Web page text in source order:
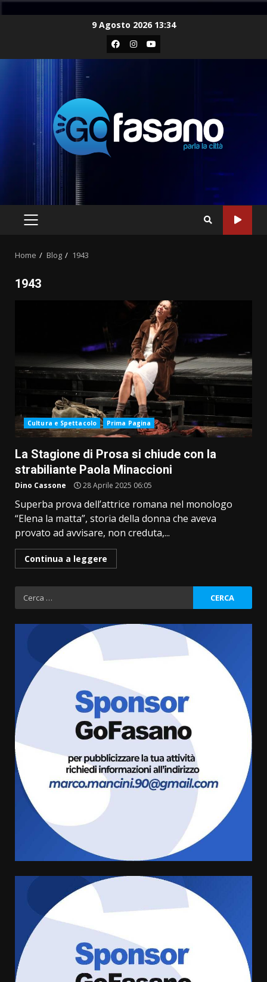
9 Agosto 2026 13:34
Facebook
Instagram
Youtube
PRIMARY
Home Blog 1943
1943
Cultura e Spettacolo Prima Pagina
La Stagione di Prosa si chiude con la
strabiliante Paola Minaccioni
Dino Cassone 28 Aprile 2025 06:05
Superba prova dell’attrice romana nel monologo
“Elena la matta”, storia della donna che aveva
provato ad avvisare, non creduta,...
Continua a leggere
Ricerca
per:
La Banda Città di Fasano apre
ufficialmente la Festa di
8 Agosto 2026 11:00
Savelletri in festa, domani sera
grande spettacolo con Uccio De
Santis
Sostenibile: premiati gli studenti
universitari del bando “La strada
giusta”
8 Agosto 2026 07:15
“I Contestatori: Musica di
Rivoluzione”: nuovo
appuntamento con “Fasano in
Banda”